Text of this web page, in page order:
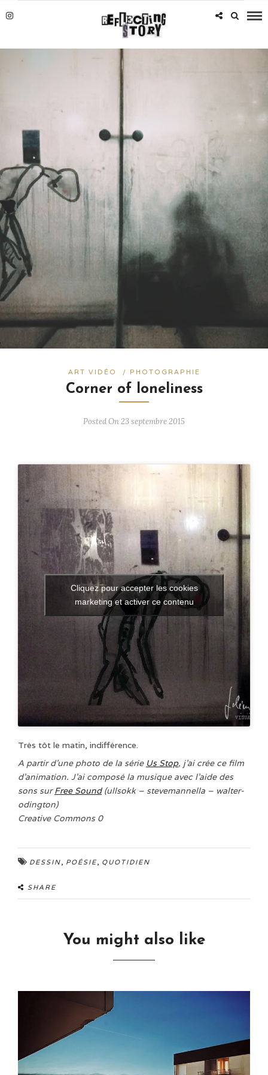
ART VIDÉO / PHOTOGRAPHIE
Corner of loneliness
Posted On 23 septembre 2015
Cliquez pour accepter les cookies
marketing et activer ce contenu
Très tôt le matin, indifférence.
A partir d’une photo de la série Us Stop, j’ai crée ce film
d’animation. J’ai composé la musique avec l’aide des
sons surFree Sound(ullsokk – stevemannella – walter-
odington)
Creative Commons 0
DESSIN POÉSIE QUOTIDIEN
SHARE
You might also like